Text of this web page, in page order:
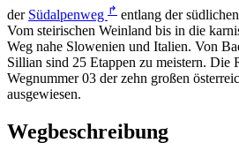
der Südalpenweg ↱ entlang der
Vom steirischen Weinland bis in die
Weg nahe Slowenien und Italien. Von
Sillian sind 25 Etappen zu meistern. Die
Wegnummer 03 der zehn großen
ausgewiesen.
Wegbeschreibung